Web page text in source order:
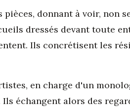
donnant à voir, non
dressés devant toute
Ils concrétisent les
en charge d'un
échangent alors des